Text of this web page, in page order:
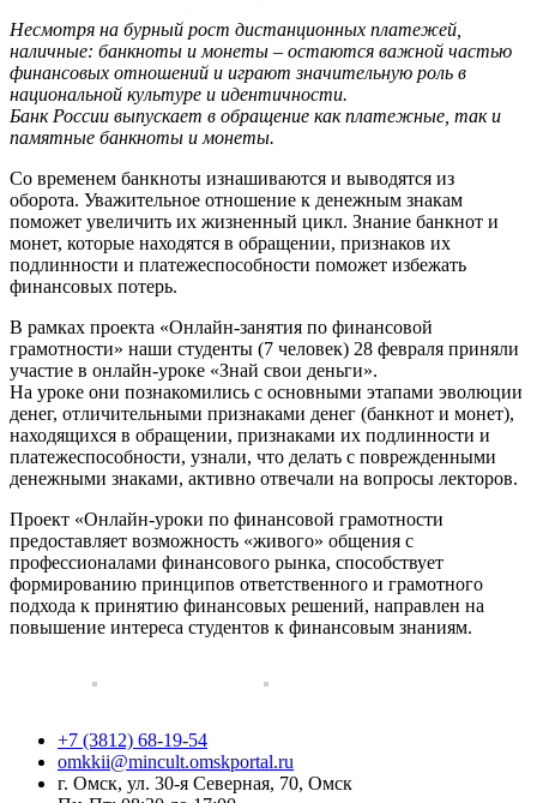
Несмотря на бурный рост дистанционных платежей,
наличные: банкноты и монеты – остаются важной частью
финансовых отношений и играют значительную роль в
национальной культуре и идентичности.
Банк России выпускает в обращение как платежные, так и
памятные банкноты и монеты.
Со временем банкноты изнашиваются и выводятся из
оборота. Уважительное отношение к денежным знакам
поможет увеличить их жизненный цикл. Знание банкнот и
монет, которые находятся в обращении, признаков их
подлинности и платежеспособности поможет избежать
финансовых потерь.
В рамках проекта «Онлайн-занятия по финансовой
грамотности» наши студенты (7 человек) 28 февраля приняли
участие в онлайн-уроке «Знай свои деньги».
На уроке они познакомились с основными этапами эволюции
денег, отличительными признаками денег (банкнот и монет),
находящихся в обращении, признаками их подлинности и
платежеспособности, узнали, что делать с поврежденными
денежными знаками, активно отвечали на вопросы лекторов.
Проект «Онлайн-уроки по финансовой грамотности
предоставляет возможность «живого» общения с
профессионалами финансового рынка, способствует
формированию принципов ответственного и грамотного
подхода к принятию финансовых решений, направлен на
повышение интереса студентов к финансовым знаниям.
+7 (3812) 68-19-54
omkkii@mincult.omskportal.ru
г. Омск, ул. 30-я Северная, 70, Омск